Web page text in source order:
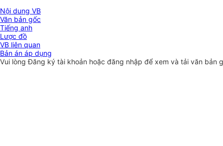
Nội dung VB
Văn bản gốc
Tiếng anh
Lược đồ
VB liên quan
Bản án áp dụng
Vui lòngĐăng ký tài khoản hoặc đăng nhập để xem và tải văn bản